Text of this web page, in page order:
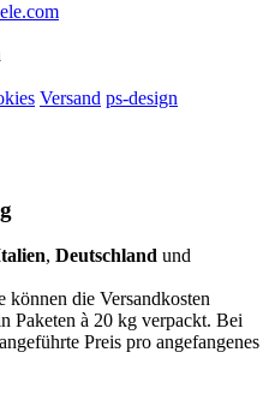
Versand ps-design
, Deutschland und
können die Versandkosten
Paketen à 20 kg verpackt. Bei
Preis pro angefangenes